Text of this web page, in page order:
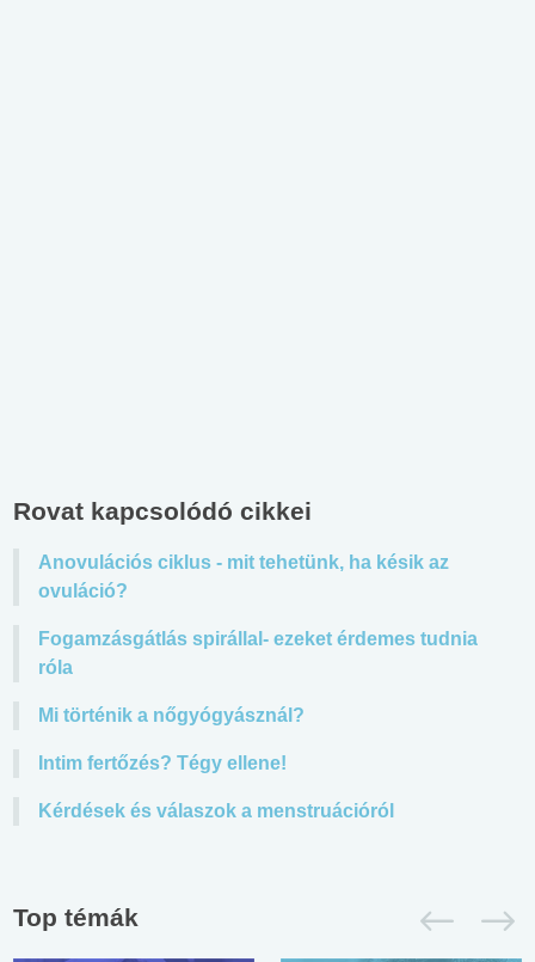
Rovat kapcsolódó cikkei
Anovulációs ciklus - mit tehetünk, ha késik az
ovuláció?
Fogamzásgátlás spirállal- ezeket érdemes tudnia
róla
Mi történik a nőgyógyásznál?
Intim fertőzés? Tégy ellene!
Kérdések és válaszok a menstruációról
Top témák